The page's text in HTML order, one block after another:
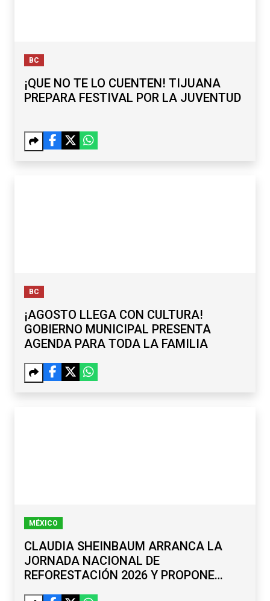
BC
¡QUE NO TE LO CUENTEN! TIJUANA
PREPARA FESTIVAL POR LA JUVENTUD
BC
¡AGOSTO LLEGA CON CULTURA!
GOBIERNO MUNICIPAL PRESENTA
AGENDA PARA TODA LA FAMILIA
MÉXICO
CLAUDIA SHEINBAUM ARRANCA LA
JORNADA NACIONAL DE
REFORESTACIÓN 2026 Y PROPONE